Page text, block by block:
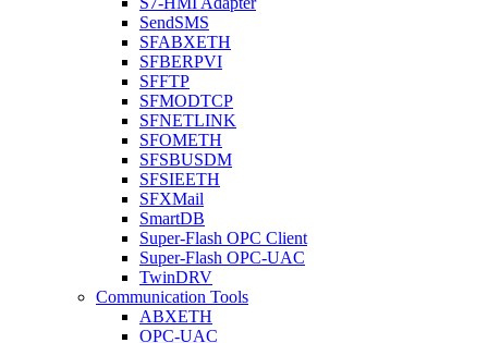
SendSMS
SFABXETH
SFBERPVI
SFFTP
SFMODTCP
SFNETLINK
SFOMETH
SFSBUSDM
SFSIEETH
SFXMail
SmartDB
Super-Flash OPC Client
Super-Flash OPC-UAC
TwinDRV
Communication Tools
ABXETH
OPC-UAC